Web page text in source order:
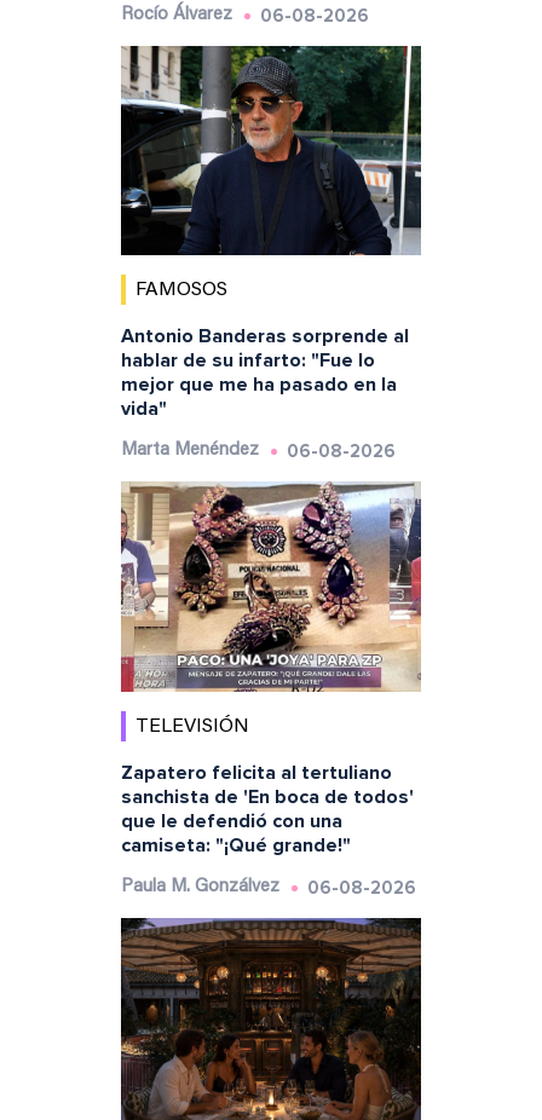
Rocío Álvarez 06-08-2026
FAMOSOS
Antonio Banderas sorprende al
hablar de su infarto: "Fue lo
mejor que me ha pasado en la
vida"
Marta Menéndez 06-08-2026
TELEVISIÓN
Zapatero felicita al tertuliano
sanchista de 'En boca de todos'
que le defendió con una
camiseta: "¡Qué grande!"
Paula M. Gonzálvez 06-08-2026